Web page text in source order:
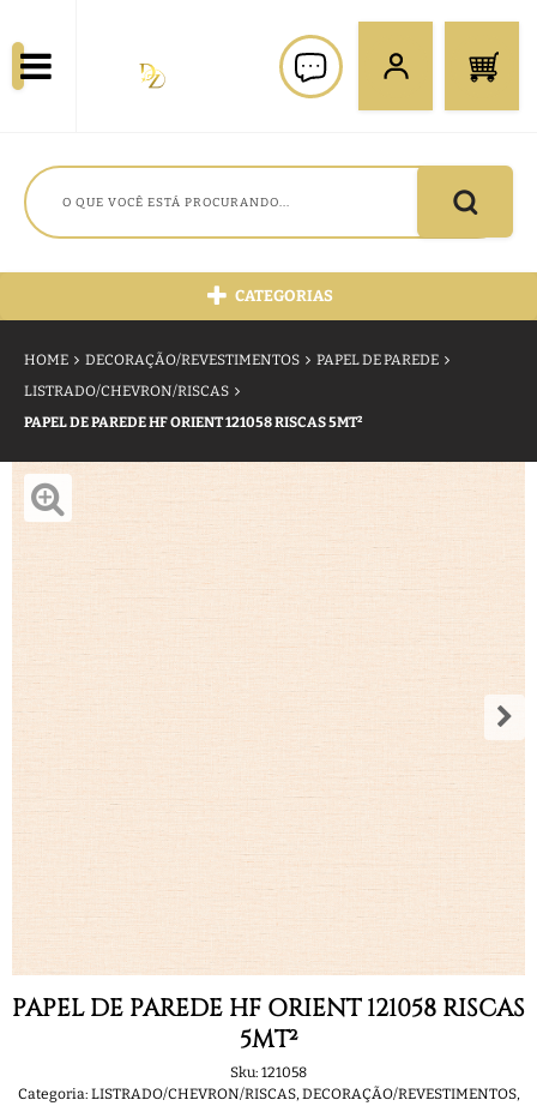
CATEGORIAS
HOME DECORAÇÃO/REVESTIMENTOS
PAPEL DE PAREDE
LISTRADO/CHEVRON/RISCAS
PAPEL DE PAREDE HF ORIENT 121058 RISCAS 5MT²
PAPEL DE PAREDE HF ORIENT 121058 RISCAS
5MT²
Sku: 121058
Categoria: LISTRADO/CHEVRON/RISCAS,DECORAÇÃO/REVESTIMENTOS,